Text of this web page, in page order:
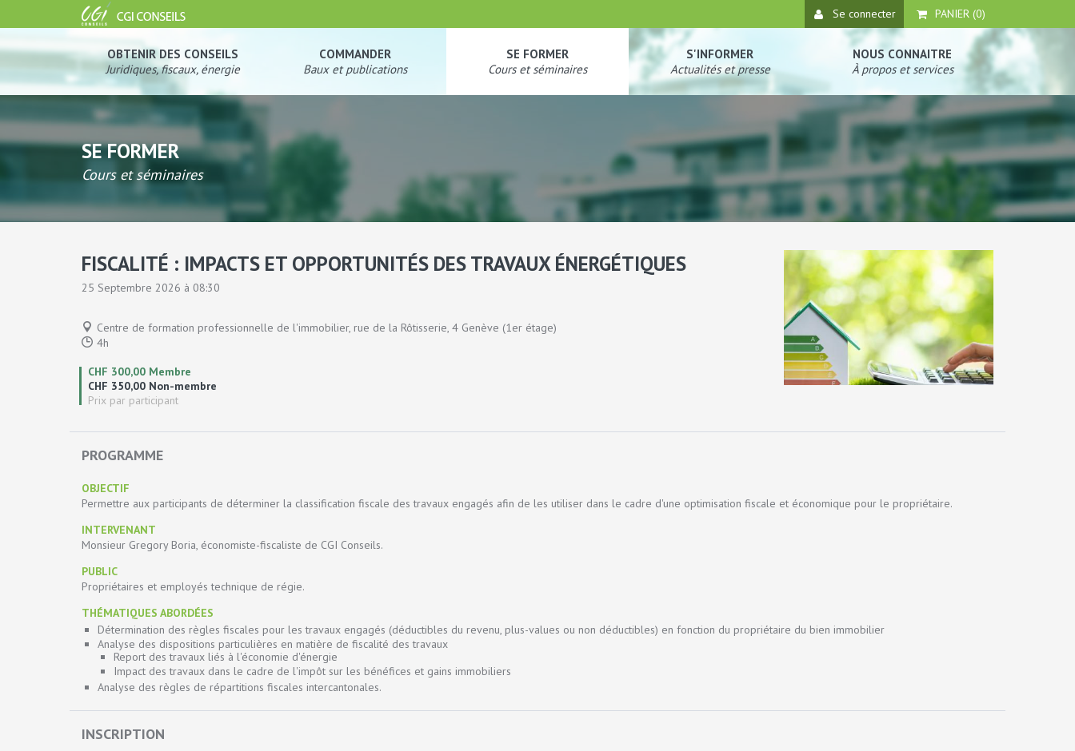
Se connecter PANIER (0)
OBTENIR DES CONSEILS
Juridiques, fiscaux, énergie
COMMANDER
Baux et publications
SE FORMER
Cours et séminaires
S'INFORMER
Actualités et presse
NOUS CONNAITRE
À propos et services
SE FORMER
Cours et séminaires
FISCALITÉ : IMPACTS ET OPPORTUNITÉS DES TRAVAUX ÉNERGÉTIQUES
25 Septembre 2026 à 08:30
Centre de formation professionnelle de l'immobilier, rue de la Rôtisserie, 4 Genève (1er étage)
4h
CHF 300,00 Membre
CHF 350,00 Non-membre
Prix par participant
PROGRAMME
OBJECTIF
Permettre aux participants de déterminer la classification fiscale des travaux engagés afin de les utiliser dans le cadre d'une optimisation fiscale et économique pour le propriétaire.
INTERVENANT
Monsieur Gregory Boria, économiste-fiscaliste de CGI Conseils.
PUBLIC
Propriétaires et employés technique de régie.
THÉMATIQUES ABORDÉES
Détermination des règles fiscales pour les travaux engagés (déductibles du revenu, plus-values ou non déductibles) en fonction du propriétaire du bien immobilier
Analyse des dispositions particulières en matière de fiscalité des travaux
Report des travaux liés à l'économie d'énergie
Impact des travaux dans le cadre de l'impôt sur les bénéfices et gains immobiliers
Analyse des règles de répartitions fiscales intercantonales.
INSCRIPTION